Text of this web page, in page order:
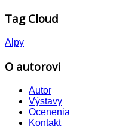
Tag Cloud
Alpy
O autorovi
Autor
Výstavy
Ocenenia
Kontakt